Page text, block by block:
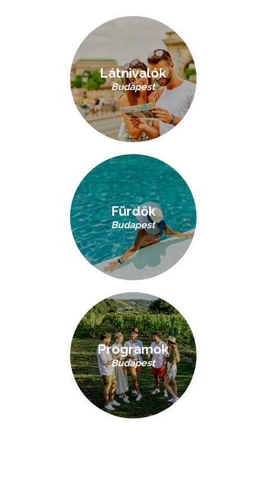
Látnivalók
Budapest
Fürdők
Budapest
Programok
Budapest